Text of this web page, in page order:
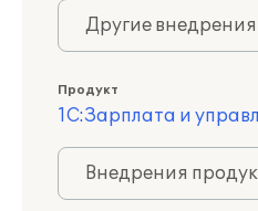
Другие
Продукт
1С:Зарплата и
Внедрения